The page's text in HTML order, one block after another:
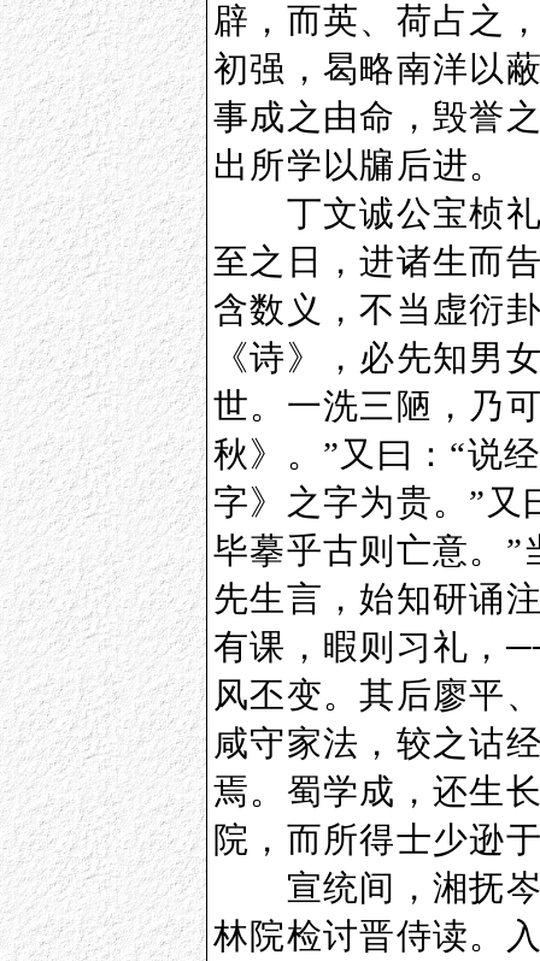
辟，而英、荷占之
初强，曷略南洋以
事成之由命，毁誉
出所学以牖后进。
丁文诚公宝桢礼
至之日，进诸生而
含数义，不当虚衍
《诗》，必先知男
世。一洗三陋，乃
秋》。”又曰：“说
字》之字为贵。”又
毕摹乎古则亡意。”
先生言，始知研诵
有课，暇则习礼，
风丕变。其后廖平
咸守家法，较之诂
焉。蜀学成，还生
院，而所得士少逊
宣统间，湘抚岑
林院检讨晋侍读。